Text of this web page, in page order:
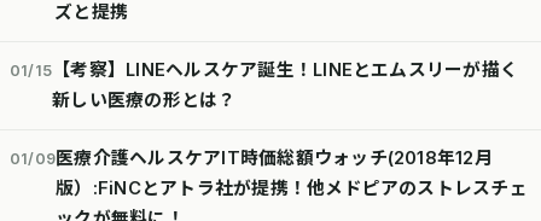
ズと提携
01/15
【考察】LINEヘルスケア誕生！LINEとエムスリーが描く
新しい医療の形とは？
01/09医療介護ヘルスケアIT時価総額ウォッチ(2018年12月
版）:FiNCとアトラ社が提携！他メドピアのストレスチェ